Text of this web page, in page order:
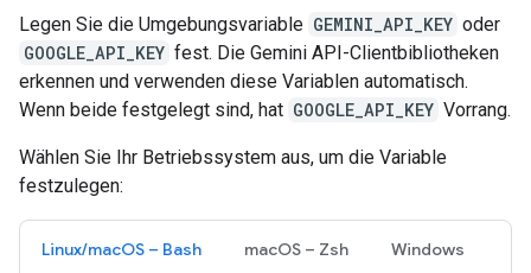
Legen Sie die Umgebungsvariable GEMINI_API_KEY oder
GOOGLE_API_KEY fest. Die Gemini API-Clientbibliotheken
erkennen und verwenden diese Variablen automatisch.
Wenn beide festgelegt sind, hat GOOGLE_API_KEY Vorrang.
Wählen Sie Ihr Betriebssystem aus, um die Variable
festzulegen:
Linux/macOS – Bash macOS – Zsh Windows